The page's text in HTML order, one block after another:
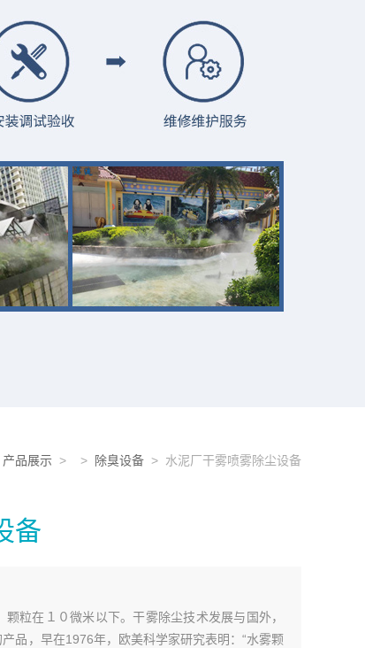
产品展示 > > 除臭设备 > 水泥厂干雾喷雾除尘设备
备
粒在１０微米以下。干雾除尘技术发展与国外，
品，早在1976年，欧美科学家研究表明：“水雾颗